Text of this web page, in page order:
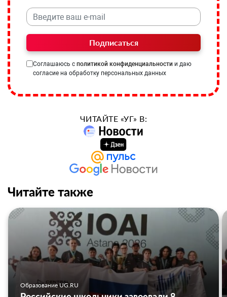
Подписаться
Соглашаюсь с политикой конфиденциальности и даю
согласие на обработку персональных данных
ЧИТАЙТЕ «УГ» В:
Читайте также
Образование UG.RU